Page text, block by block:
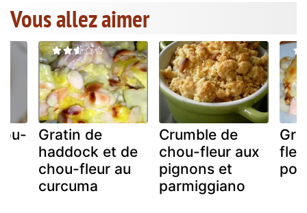
Vous allez aimer
Gratin de
haddock et de
chou-fleur au
curcuma
Crumble de
chou-fleur aux
pignons et
parmiggiano